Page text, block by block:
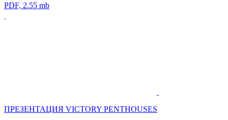
PDF, 2.55 mb
ПРЕЗЕНТАЦИЯ VICTORY PENTHOUSES